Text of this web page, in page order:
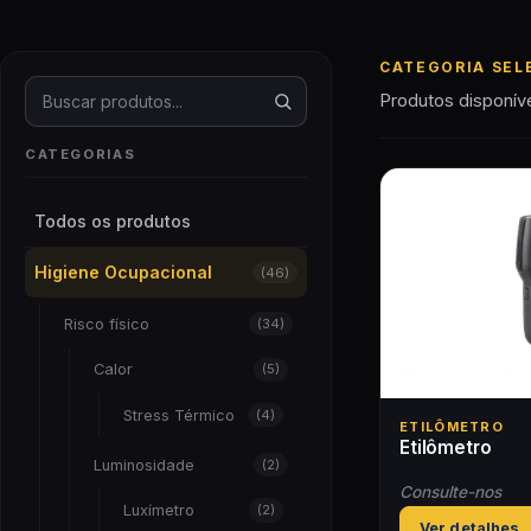
Buscar produtos
CATEGORIAS
Todos os produtos
Higiene Ocupacional (46)
Risco físico (34)
Calor (5)
Stress Térmico (4)
Luminosidade (2)
Luxímetro (2)
CATEGORIA
Produtos
ETILÔMETRO
Etilômetro
Consulte-nos